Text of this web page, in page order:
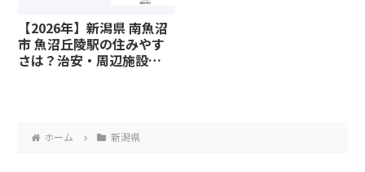
【2026年】新潟県 南魚沼
市 魚沼丘陵駅の住みやす
さは？治安・周辺施設、
ホーム 新潟県